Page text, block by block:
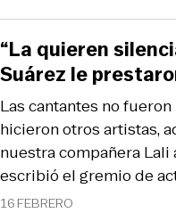
16 FEBRERO
Las cantantes no
hicieron otros artistas,
nuestra compañera
escribió el gremio de
“La quieren
Suárez le